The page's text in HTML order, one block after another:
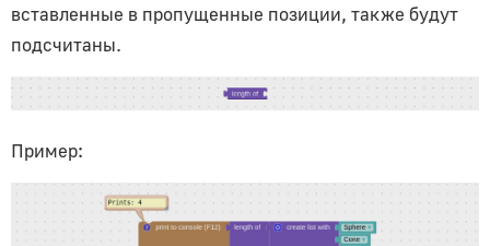
Cameras/Lights
Scenes
Time
HTML
AR/VR
Audio/Video
Physics
вставленные в пропущенные позиции, также будут
подсчитаны.
Пример: